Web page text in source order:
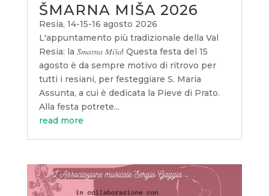
ŠMARNA MIŠA 2026
Resia, 14-15-16 agosto 2026
L'appuntamento più tradizionale della Val
Resia: la 𝑆̌𝑚𝑎𝑟𝑛𝑎 𝑀𝑖𝑠̌𝑎! Questa festa del 15
agosto è da sempre motivo di ritrovo per
tutti i resiani, per festeggiare S. Maria
Assunta, a cui è dedicata la Pieve di Prato.
Alla festa potrete...
read more